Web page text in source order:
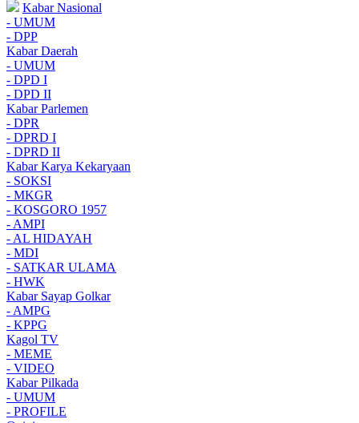
Kabar Nasional
- UMUM
- DPP
Kabar Daerah
- UMUM
- DPD I
- DPD II
Kabar Parlemen
- DPR
- DPRD I
- DPRD II
Kabar Karya Kekaryaan
- SOKSI
- MKGR
- KOSGORO 1957
- AMPI
- AL HIDAYAH
- MDI
- SATKAR ULAMA
- HWK
Kabar Sayap Golkar
- AMPG
- KPPG
Kagol TV
- MEME
- VIDEO
Kabar Pilkada
- UMUM
- PROFILE